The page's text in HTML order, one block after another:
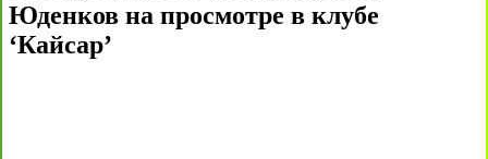
Юденков на просмотре в клубе
‘Кайсар’